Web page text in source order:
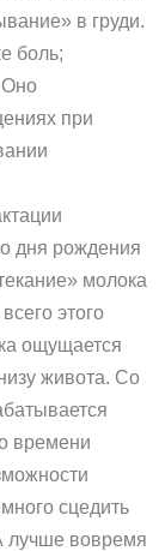
в груди.
боль;
Оно
при
дня рождения
молока
этого
ощущается
живота. Со
времени
сцедить
лучше вовремя